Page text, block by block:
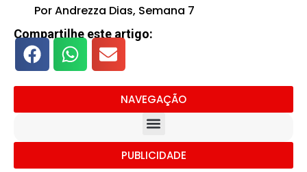
Por Andrezza Dias, Semana 7
Compartilhe este artigo:
NAVEGAÇÃO
PUBLICIDADE